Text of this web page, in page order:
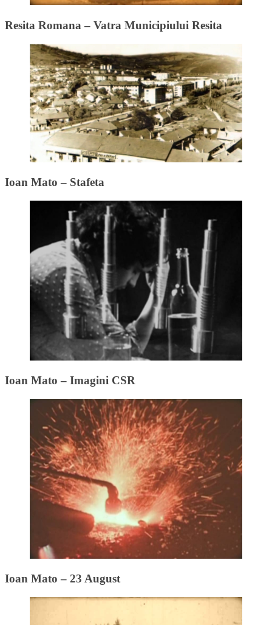
Resita Romana – Vatra Municipiului Resita
Ioan Mato – Stafeta
Ioan Mato – Imagini CSR
Ioan Mato – 23 August